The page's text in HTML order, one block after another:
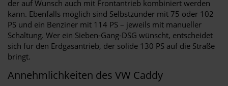
der auf Wunsch auch mit Frontantrieb kombiniert werden
kann. Ebenfalls möglich sind Selbstzünder mit 75 oder 102
PS und ein Benziner mit 114 PS – jeweils mit manueller
Schaltung. Wer ein Sieben-Gang-DSG wünscht, entscheidet
sich für den Erdgasantrieb, der solide 130 PS auf die Straße
bringt.
Annehmlichkeiten des VW Caddy